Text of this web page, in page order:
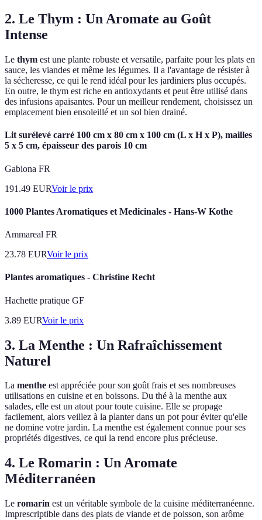
2. Le Thym : Un Aromate au Goût
Intense
Le thym est une plante robuste et versatile, parfaite pour les plats en
sauce, les viandes et même les légumes. Il a l'avantage de résister à
la sécheresse, ce qui le rend idéal pour les jardiniers plus occupés.
En outre, le thym est riche en antioxydants et peut être utilisé dans
des infusions apaisantes. Pour un meilleur rendement, choisissez un
emplacement bien ensoleillé et un sol bien drainé.
Lit surélevé carré 100 cm x 80 cm x 100 cm (L x H x P), mailles
5 x 5 cm, épaisseur des parois 10 cm
Gabiona FR
191.49 EURVoir le prix
1000 Plantes Aromatiques et Medicinales - Hans-W Kothe
Ammareal FR
23.78 EURVoir le prix
Plantes aromatiques - Christine Recht
Hachette pratique GF
3.89 EURVoir le prix
3. La Menthe : Un Rafraîchissement
Naturel
La menthe est appréciée pour son goût frais et ses nombreuses
utilisations en cuisine et en boissons. Du thé à la menthe aux
salades, elle est un atout pour toute cuisine. Elle se propage
facilement, alors veillez à la planter dans un pot pour éviter qu'elle
ne domine votre jardin. La menthe est également connue pour ses
propriétés digestives, ce qui la rend encore plus précieuse.
4. Le Romarin : Un Aromate
Méditerranéen
Le romarin est un véritable symbole de la cuisine méditerranéenne.
Imprescriptible dans des plats de viande et de poisson, son arôme